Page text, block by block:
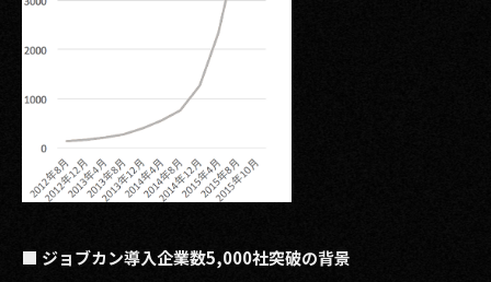
2026
2023
2021
■ ジョブカン導入企業数5,000社突破の背景